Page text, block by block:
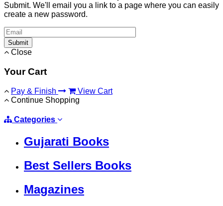
Submit. We'll email you a link to a page where you can easily
create a new password.
Submit
Close
Your Cart
Pay & Finish
View Cart
Continue Shopping
Categories
Gujarati Books
Best Sellers Books
Magazines